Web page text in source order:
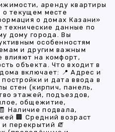
аренду квартиры
о текущем месте
о домах Казани»
технические данные по
дому города. Вы
особенностям
и другим важным
влияют на комфорт,
объекта. Что входит в
включает: 📍 Адрес и
и дата ввода в
стен (кирпич, панель,
этажей, подъездов,
общежитие,
Наличие подвала,
🏢 Средний возраст
перекрытий 🧯